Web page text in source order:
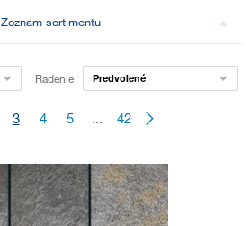
Zoznam sortimentu
Radenie Predvolené
3 4 5 ... 42